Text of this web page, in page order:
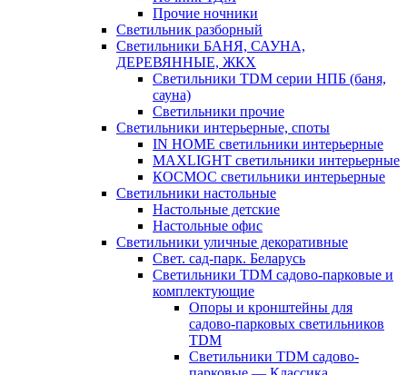
Прочие ночники
Светильник разборный
Светильники БАНЯ, САУНА,
ДЕРЕВЯННЫЕ, ЖКХ
Светильники TDM серии НПБ (баня,
сауна)
Светильники прочие
Светильники интерьерные, споты
IN HOME светильники интерьерные
MAXLIGHT светильники интерьерные
КОСМОС светильники интерьерные
Светильники настольные
Настольные детские
Настольные офис
Светильники уличные декоративные
Свет. сад-парк. Беларусь
Светильники TDM садово-парковые и
комплектующие
Опоры и кронштейны для
садово-парковых светильников
TDM
Светильники TDM садово-